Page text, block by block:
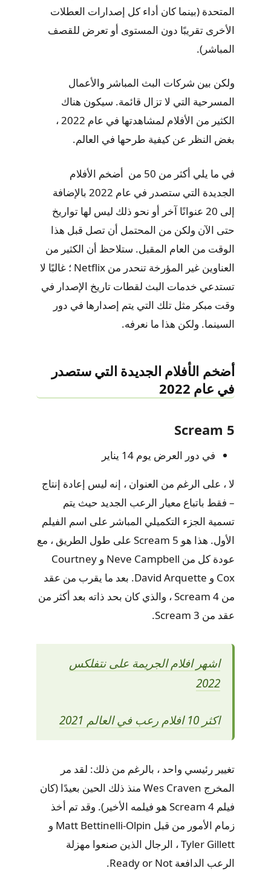
المتحدة (بينما كان أداء كل إصدارات العطلات
الأخرى تقريبًا دون المستوى أو تعرض للقصف
المباشر).
ولكن بين شركات البث المباشر والأعمال
المسرحية التي لا تزال قائمة. سيكون هناك
الكثير من الأفلام لمشاهدتها في عام 2022 ،
بغض النظر عن كيفية طرحها في العالم.
في ما يلي أكثر من 50 من أضخم الأفلام
الجديدة التي ستصدر في عام 2022 بالإضافة
إلى 20 عنوانًا آخر أو نحو ذلك ليس لها تواريخ
حتى الآن ولكن من المحتمل أن تصل قبل هذا
الوقت من العام المقبل. ستلاحظ أن الكثير من
العناوين غير المؤرخة تنحدر من Netflix ؛ غالبًا لا
تستدعي خدمات البث لقطات تاريخ الإصدار في
وقت مبكر مثل تلك التي يتم إصدارها في دور
السينما. ولكن هذا ما نعرفه.
أضخم الأفلام الجديدة التي ستصدر
في عام 2022
Scream 5
في دور العرض يوم 14 يناير
لا ، على الرغم من العنوان ، إنه ليس إعادة إنتاج
– فقط باتباع معيار الرعب الجديد حيث يتم
تسمية الجزء التكميلي المباشر على اسم الفيلم
الأول. هذا هو Scream 5 على طول الطريق ، مع
عودة كل من Neve Campbell و Courtney
Cox و David Arquette. بعد ما يقرب من عقد
من Scream 4 ، والذي كان بحد ذاته بعد أكثر من
عقد من Scream 3.
اشهر افلام الجريمة على نتفلكس
2022
اكثر 10 افلام رعب في العالم 2021
تغيير رئيسي واحد ، بالرغم من ذلك: لقد مر
المخرج Wes Craven منذ ذلك الحين بعيدًا (كان
فيلم Scream 4 هو فيلمه الأخير). وقد تم أخذ
زمام الأمور من قبل Matt Bettinelli-Olpin و
Tyler Gillett ، الرجال الذين صنعوا مهزلة
الرعب الدافعة Ready or Not.